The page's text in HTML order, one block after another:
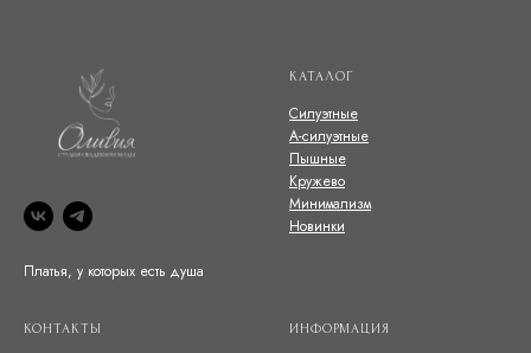
Платья, у которых есть душа
КАТАЛОГ
Силуэтные
А-силуэтные
Пышные
Кружево
Минимализм
Новинки
КОНТАКТЫ ИНФОРМАЦИЯ